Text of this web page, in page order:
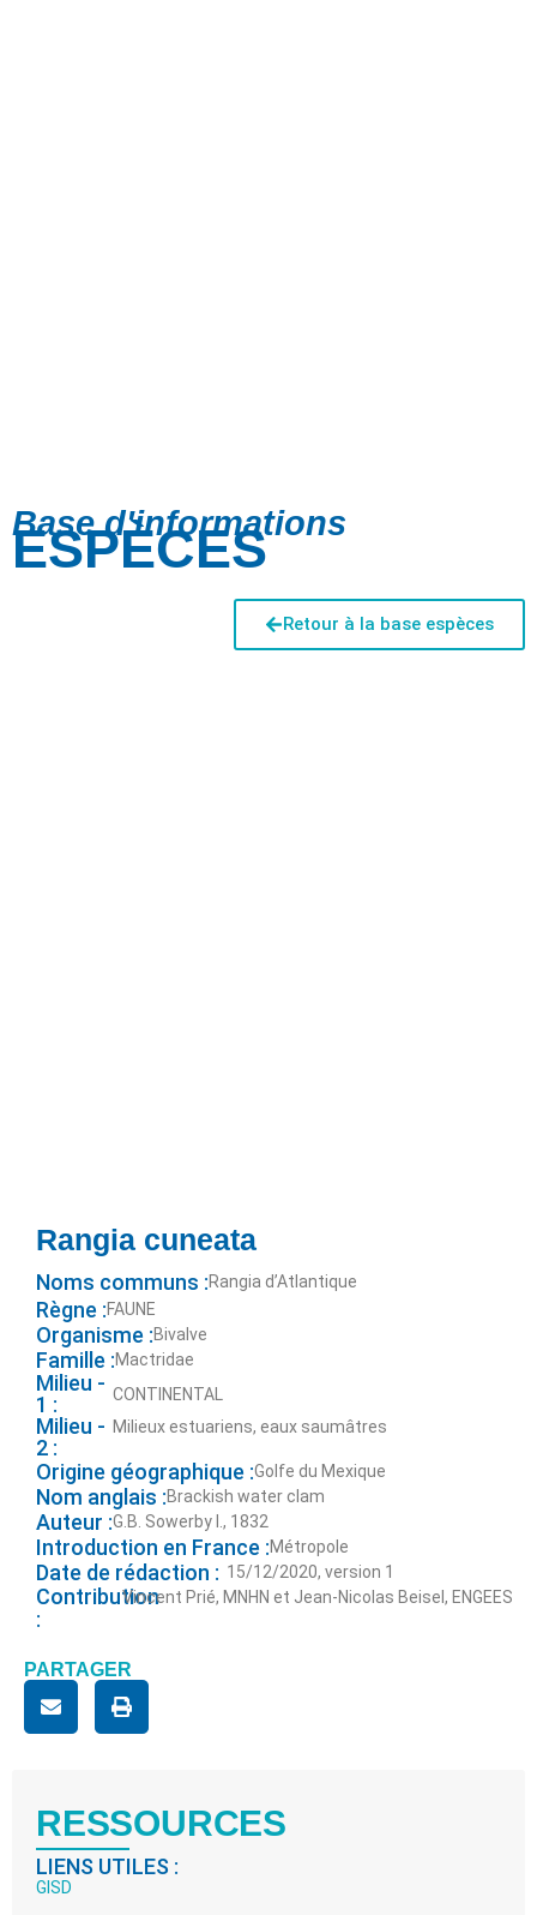
Base d'informations
ESPÈCES
Retour à la base espèces
Rangia cuneata
Noms communs :Rangia d’Atlantique
Règne :FAUNE
Organisme :Bivalve
Famille :Mactridae
Milieu -
1 :
CONTINENTAL
Milieu -
2 :
Milieux estuariens, eaux saumâtres
Origine géographique :Golfe du Mexique
Nom anglais :Brackish water clam
Auteur :G.B. Sowerby I., 1832
Introduction en France :Métropole
Date de rédaction : 15/12/2020, version 1
Contribution
:
Vincent Prié, MNHN et Jean-Nicolas Beisel, ENGEES
PARTAGER
RESSOURCES
LIENS UTILES :
GISD